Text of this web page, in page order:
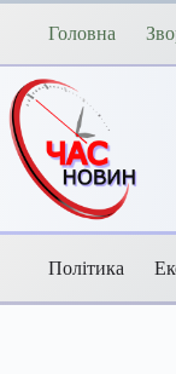
Перейти
Головна
Політика